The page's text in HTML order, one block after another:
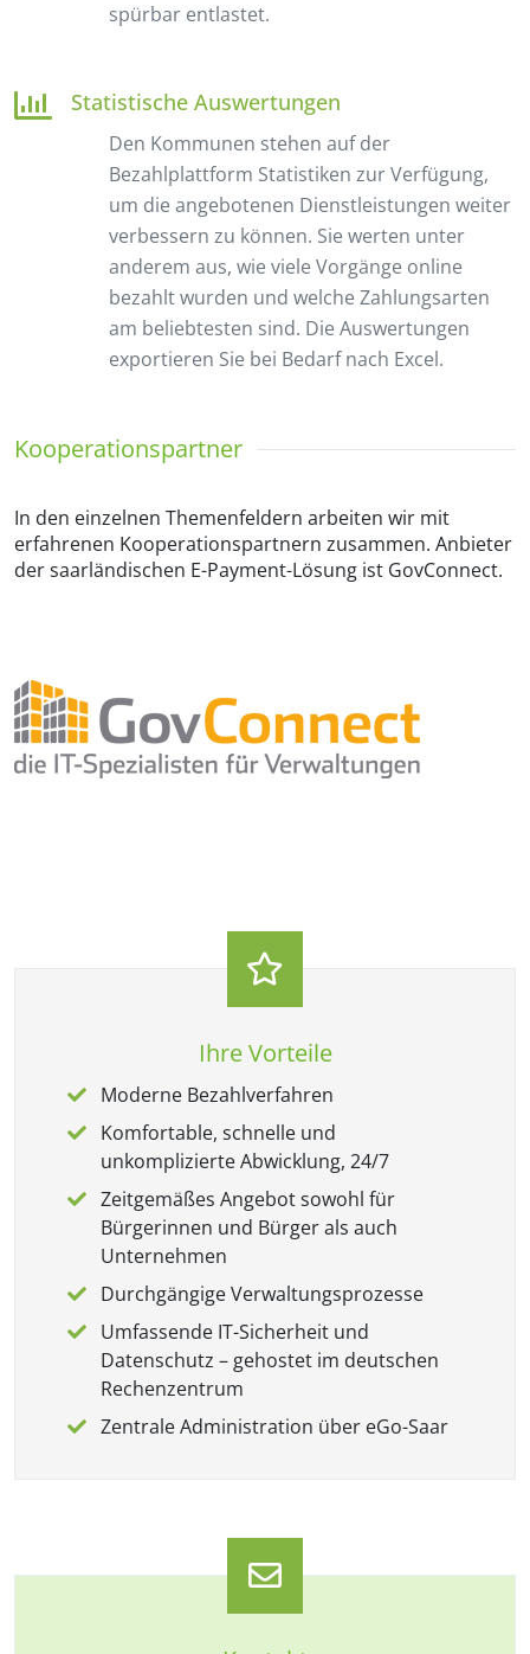
spürbar entlastet.
Statistische Auswertungen
Den Kommunen stehen auf der
Bezahlplattform Statistiken zur Verfügung,
um die angebotenen Dienstleistungen weiter
verbessern zu können. Sie werten unter
anderem aus, wie viele Vorgänge online
bezahlt wurden und welche Zahlungsarten
am beliebtesten sind. Die Auswertungen
exportieren Sie bei Bedarf nach Excel.
Kooperationspartner
In den einzelnen Themenfeldern arbeiten wir mit
erfahrenen Kooperationspartnern zusammen. Anbieter
der saarländischen E-Payment-Lösung ist GovConnect.
Ihre Vorteile
Moderne Bezahlverfahren
Komfortable, schnelle und
unkomplizierte Abwicklung, 24/7
Zeitgemäßes Angebot sowohl für
Bürgerinnen und Bürger als auch
Unternehmen
Durchgängige Verwaltungsprozesse
Umfassende IT-Sicherheit und
Datenschutz – gehostet im deutschen
Rechenzentrum
Zentrale Administration über eGo-Saar